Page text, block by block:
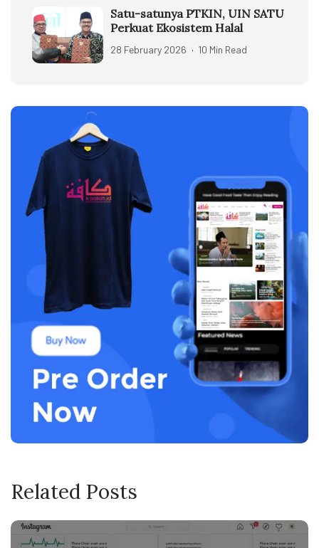
Satu-satunya PTKIN, UIN SATU
Perkuat Ekosistem Halal
28 February 2026 10 Min Read
Related Posts